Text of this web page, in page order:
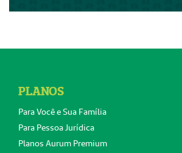
PLANOS
Para Você e Sua Família
Para Pessoa Jurídica
Planos Aurum Premium